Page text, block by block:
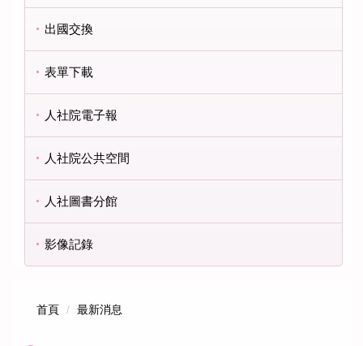
出國交換
表單下載
人社院電子報
人社院公共空間
人社圖書分館
影像記錄
首頁 最新消息